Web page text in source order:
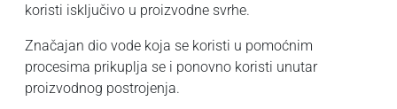
koristi isključivo u proizvodne svrhe.
Značajan dio vode koja se koristi u pomoćnim
procesima prikuplja se i ponovno koristi unutar
proizvodnog postrojenja.